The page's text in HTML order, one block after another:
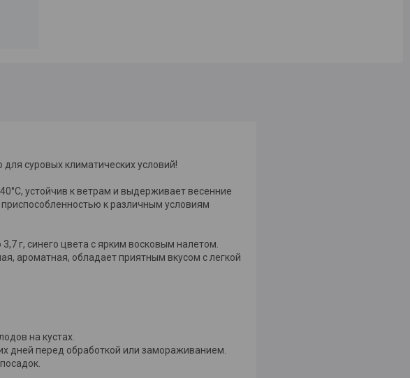
суровых климатических условий!
устойчив к ветрам и выдерживает весенние
к различным условиям
г, синего цвета с ярким восковым налетом.
ароматная, обладает приятным вкусом с легкой
на кустах.
дней перед обработкой или замораживанием.